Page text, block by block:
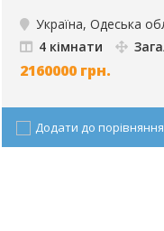
Україна, Одеська
4 кімнати
2160000 грн.
Додати до порівняння